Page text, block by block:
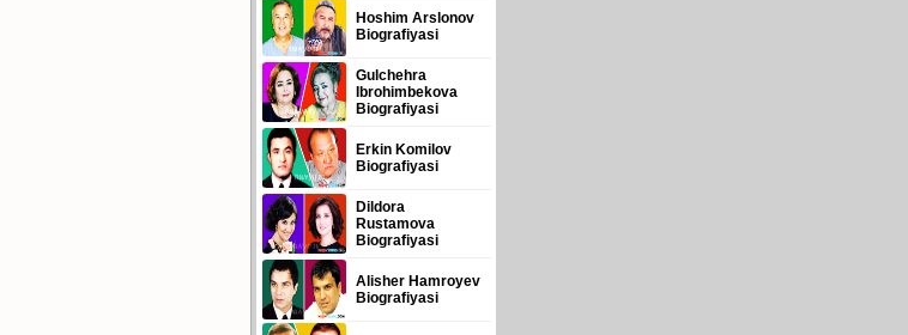
Hoshim Arslonov
Biografiyasi
Gulchehra
Ibrohimbekova
Biografiyasi
Erkin Komilov
Biografiyasi
Dildora
Rustamova
Biografiyasi
Alisher Hamroyev
Biografiyasi